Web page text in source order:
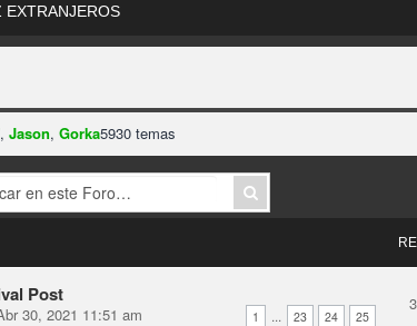
EXTRANJEROS
,Jason,Gorka5930 temas
Post
1 ... 23 24 25
30, 2021 11:51 am